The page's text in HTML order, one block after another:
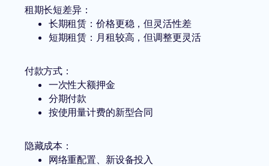
租期长短差异：
长期租赁：价格更稳，但灵活性差
短期租赁：月租较高，但调整更灵活
付款方式：
一次性大额押金
分期付款
按使用量计费的新型合同
隐藏成本：
网络重配置、新设备投入